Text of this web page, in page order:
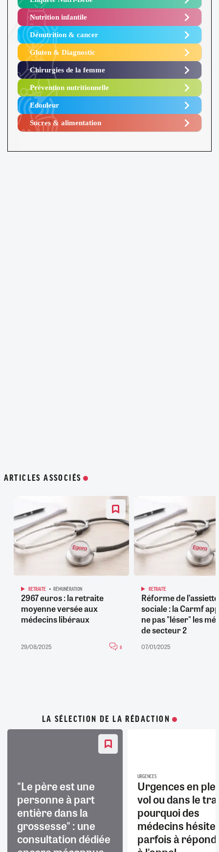
Nutrition infantile
Dénutrition & cancer
Gluten & Diagnostic
Chirurgies de la femme
Prévention nutritionnelle
Edouleur​
Sucres & alimentation​
ARTICLES ASSOCIÉS
RETRAITE RÉMUNÉRATION
2967 euros : la retraite
moyenne versée aux
médecins libéraux
29/08/2025 8
RETRAITE
Réforme de l’assiette
sociale : la Carmf
ne pas "léser" les
de secteur 2
07/01/2025
LA SÉLECTION DE LA RÉDACTION
"Le père est une
personne à part
entière dans la
grossesse" : une
consultation dédiée
URGENCES
Urgences en
vol ou dans le
pourquoi des
médecins
parfois à